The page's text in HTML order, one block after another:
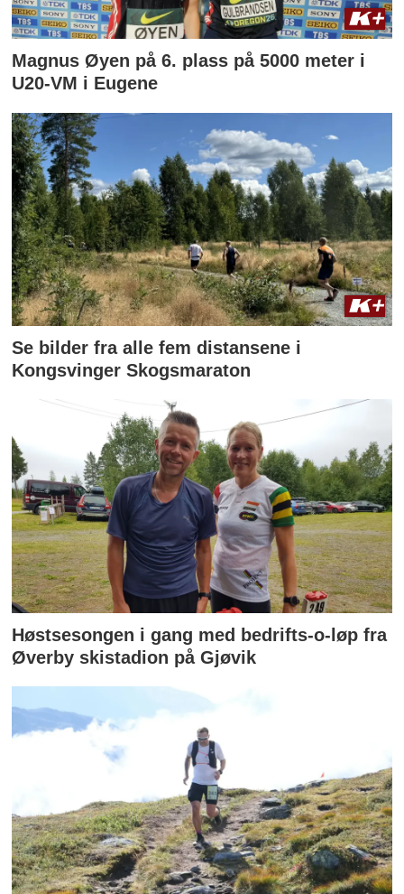
Magnus Øyen på 6. plass på 5000 meter i
U20-VM i Eugene
Se bilder fra alle fem distansene i
Kongsvinger Skogsmaraton
Høstsesongen i gang med bedrifts-o-løp fra
Øverby skistadion på Gjøvik